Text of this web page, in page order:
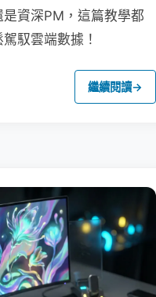
資深PM，這篇教學都
馭雲端數據！
繼續閱讀→